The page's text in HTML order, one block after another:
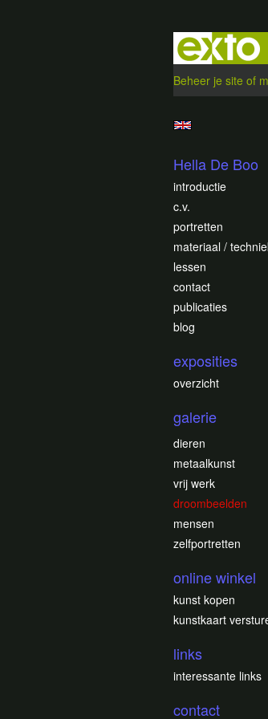
Beheer je site of
Hella De Boo
introductie
c.v.
portretten
materiaal /
lessen
contact
publicaties
blog
exposities
overzicht
galerie
dieren
metaalkunst
vrij werk
droombeelden
mensen
zelfportretten
online winkel
kunst kopen
kunstkaart
links
interessante links
contact